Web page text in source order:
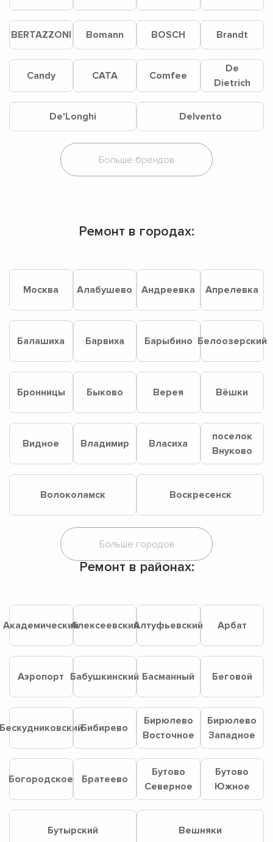
BERTAZZONI Bomann BOSCH Brandt
Candy CATA Comfee
De
Dietrich
De'Longhi Delvento
Ремонт в городах:
Москва Алабушево Андреевка Апрелевка
Балашиха Барвиха Барыбино Белоозерский
Бронницы Быково Верея Вёшки
Видное Владимир Власиха
поселок
Внуково
Волоколамск Воскресенск
Ремонт в районах:
АкадемическийАлексеевскийАлтуфьевский Арбат
Аэропорт Бабушкинский Басманный Беговой
Бибирево
Бирюлево
Восточное
Бирюлево
Западное
Богородское Братеево
Бутово
Северное
Бутово
Южное
Бутырский Вешняки